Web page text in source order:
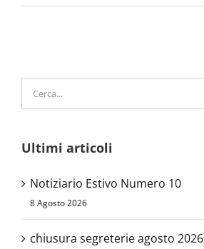
Cerca
per:
Ultimi articoli
Notiziario Estivo Numero 10
8 Agosto 2026
chiusura segreterie agosto 2026